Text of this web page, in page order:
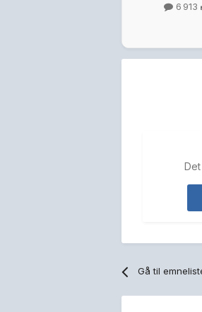
6 913
Gå til